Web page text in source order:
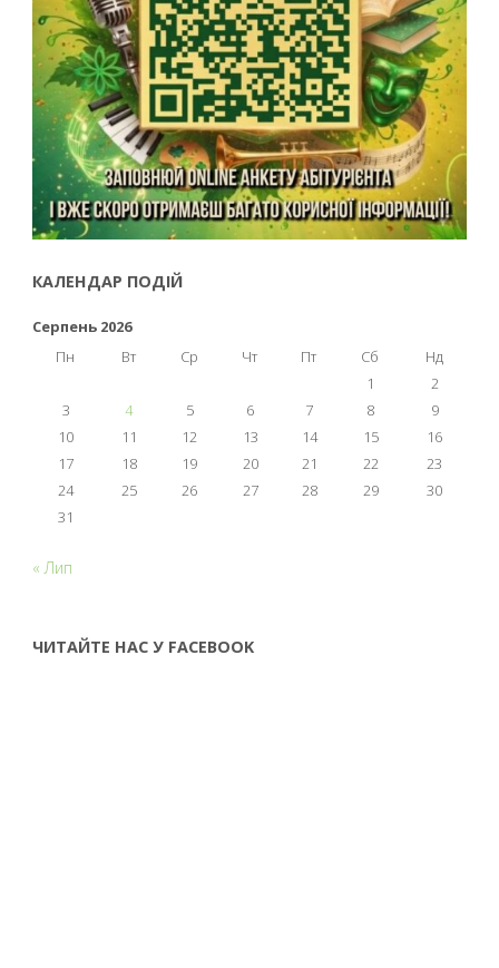
КАЛЕНДАР ПОДІЙ
Серпень 2026
Пн
Вт Ср Чт Пт Сб
Нд
1
2
3
4 5 6 7 8
9
10
11 12 13 14 15
16
17
18 19 20 21 22
23
24
25 26 27 28 29
30
31
« Лип
ЧИТАЙТЕ НАС У FACEBOOK